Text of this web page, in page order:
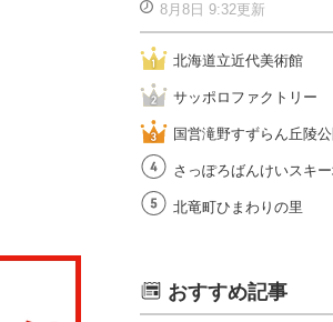
8月8日 9:32更新
北海道立近代美術館
サッポロファクトリー
国営滝野すずらん丘陵公
さっぽろばんけいスキ
北竜町ひまわりの里
おすすめ記事